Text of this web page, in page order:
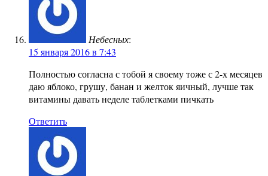
Небесных:
15 января 2016 в 7:43
Полностью согласна с тобой я своему тоже с 2-х месяцев
даю яблоко, грушу, банан и желток яичный, лучше так
витамины давать неделе таблетками пичкать
Ответить